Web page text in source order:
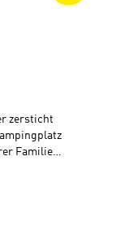
zersticht
Familie
hat? In